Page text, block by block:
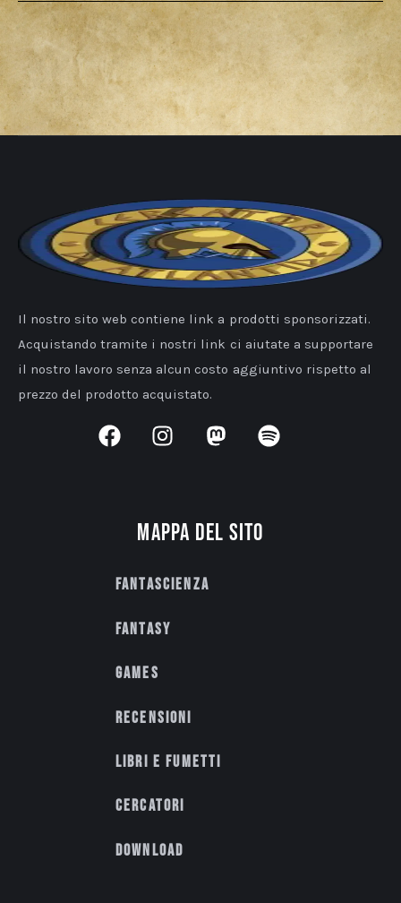
Il nostro sito web contiene link a prodotti sponsorizzati.
Acquistando tramite i nostri link ci aiutate a supportare
il nostro lavoro senza alcun costo aggiuntivo rispetto al
prezzo del prodotto acquistato.
Mappa del sito
Fantascienza
Fantasy
Games
Recensioni
Libri e fumetti
Cercatori
Download